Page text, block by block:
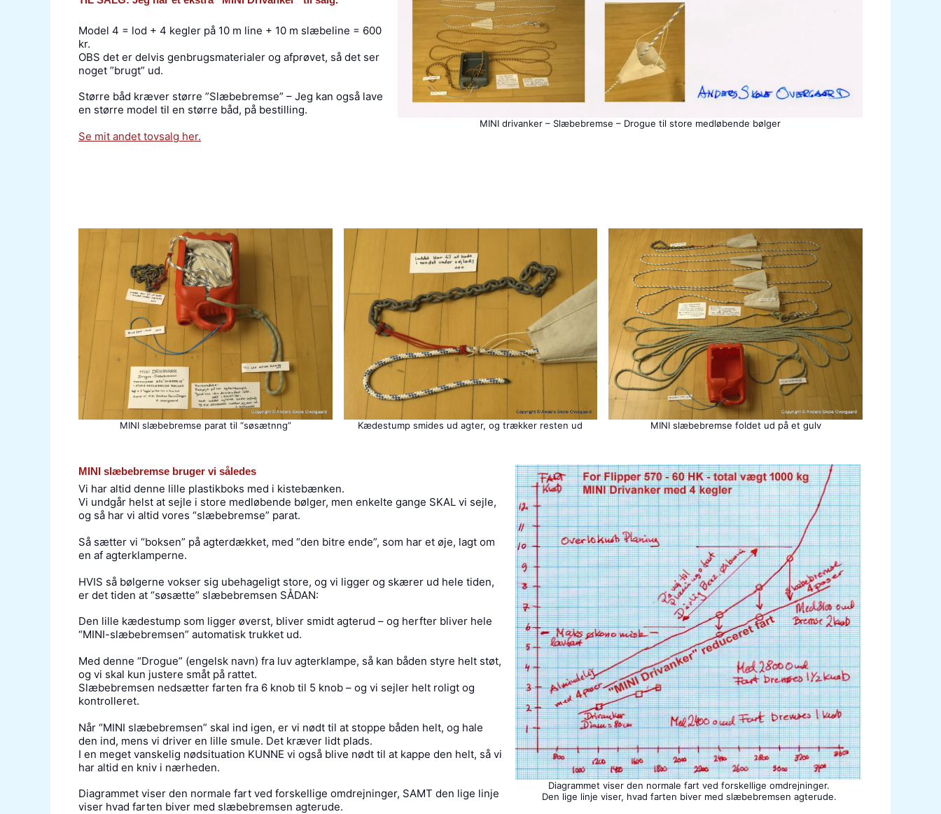
Model 4 = lod + 4 kegler på 10 m line + 10 m slæbeline = 600
kr.
OBS det er delvis genbrugsmaterialer og afprøvet, så det ser
noget ”brugt” ud.
Større båd kræver større ”Slæbebremse” – Jeg kan også lave
en større model til en større båd, på bestilling.
Se mit andet tovsalg her.
MINI drivanker – Slæbebremse – Drogue til store medløbende bølger
MINI slæbebremse parat til “søsætnng” Kædestump smides ud agter, og trækker resten ud MINI slæbebremse foldet ud på et gulv
MINI slæbebremse bruger vi således
Vi har altid denne lille plastikboks med i kistebænken.
Vi undgår helst at sejle i store medløbende bølger, men enkelte gange SKAL vi sejle,
og så har vi altid vores “slæbebremse” parat.
Så sætter vi “boksen” på agterdækket, med “den bitre ende”, som har et øje, lagt om
en af agterklamperne.
HVIS så bølgerne vokser sig ubehageligt store, og vi ligger og skærer ud hele tiden,
er det tiden at “søsætte” slæbebremsen SÅDAN:
Den lille kædestump som ligger øverst, bliver smidt agterud – og herfter bliver hele
“MINI-slæbebremsen” automatisk trukket ud.
Med denne “Drogue” (engelsk navn) fra luv agterklampe, så kan båden styre helt støt,
og vi skal kun justere småt på rattet.
Slæbebremsen nedsætter farten fra 6 knob til 5 knob – og vi sejler helt roligt og
kontrolleret.
Når “MINI slæbebremsen” skal ind igen, er vi nødt til at stoppe båden helt, og hale
den ind, mens vi driver en lille smule. Det kræver lidt plads.
I en meget vanskelig nødsituation KUNNE vi også blive nødt til at kappe den helt, så vi
har altid en kniv i nærheden.
Diagrammet viser den normale fart ved forskellige omdrejninger, SAMT den lige linje
viser hvad farten biver med slæbebremsen agterude.
Diagrammet viser den normale fart ved forskellige omdrejninger.
Den lige linje viser, hvad farten biver med slæbebremsen agterude.